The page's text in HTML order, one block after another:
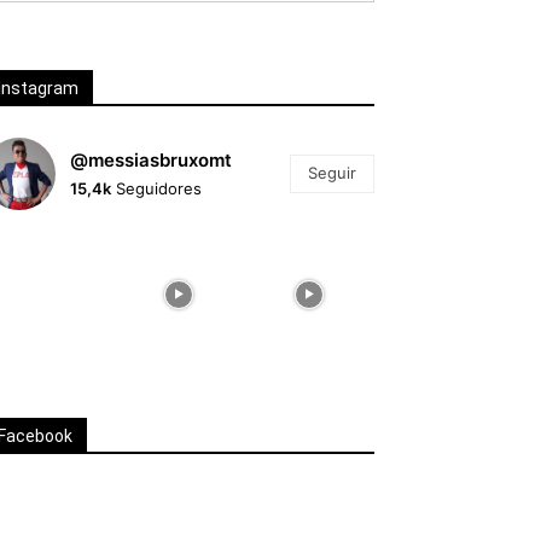
@messiasbruxomt
15,4k Seguidores
Seguir